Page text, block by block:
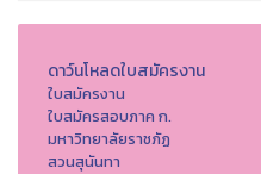
ดาว์นโหลดใบสมัครงาน
ใบสมัครงาน
ใบสมัครสอบภาค ก.
มหาวิทยาลัยราชภัฏ
สวนสุนันทา